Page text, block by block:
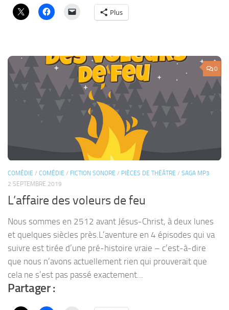
Plus
0
COMÉDIE / COMÉDIE / FICTION SONORE / PIÈCES DE THÉÂTRE / SAGA MP3
2 SEPTEMBRE 2019
L’affaire des voleurs de feu
Nous sommes en 2512 avant Jésus-Christ, à deux lunes
et quelques siècles près.L’aventure en 4 épisodes qui va
suivre est tirée d’une pré-histoire vraie – c’est-à-dire
que nous n’avons actuellement rien qui prouverait que
cela ne s’est pas passé exactement...
Partager :